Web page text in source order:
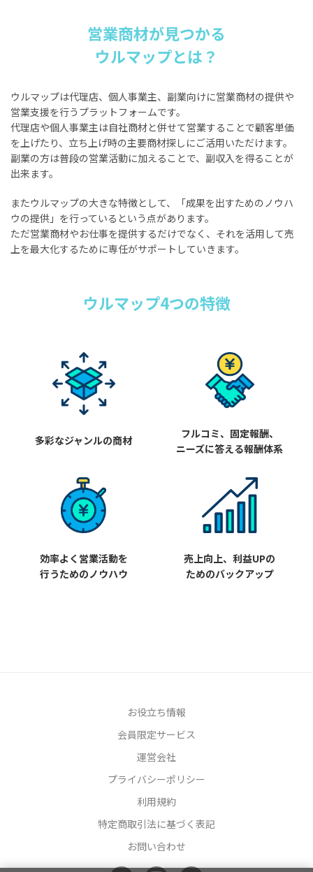
営業商材が見つかる
ウルマップとは？
ウルマップは代理店、個人事業主、副業向けに営業商材の提供や
営業支援を行うプラットフォームです。
代理店や個人事業主は自社商材と併せて営業することで顧客単価
を上げたり、立ち上げ時の主要商材探しにご活用いただけます。
副業の方は普段の営業活動に加えることで、副収入を得ることが
出来ます。
またウルマップの大きな特徴として、「成果を出すためのノウハ
ウの提供」を行っているという点があります。
ただ営業商材やお仕事を提供するだけでなく、それを活用して売
上を最大化するために専任がサポートしていきます。
ウルマップ4つの特徴
多彩なジャンルの商材
フルコミ、固定報酬、
ニーズに答える報酬体系
効率よく営業活動を
行うためのノウハウ
売上向上、利益UPの
ためのバックアップ
お役立ち情報
会員限定サービス
運営会社
プライバシーポリシー
利用規約
特定商取引法に基づく表記
お問い合わせ